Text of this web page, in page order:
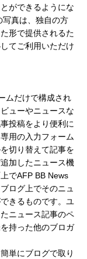
ができるようにな
写真は、独自の方
形で提供されるた
てご利用いただけ
ムだけで構成され
ューやニュースな
投稿をより便利に
用の入力フォーム
切り替えて記事を
加したニュース機
でAFP BB News
ログ上でそのニュ
きるものです。ユ
ニュース記事のペ
持った他のブロガ
単にブログで取り